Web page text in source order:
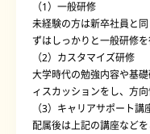
（1）一般研修
未経験の方は新卒社員と
ずはしっかりと一般研修を
（2）カスタマイズ研修
大学時代の勉強内容や基
ィスカッションをし、方向
（3）キャリアサポート講
配属後は上記の講座など